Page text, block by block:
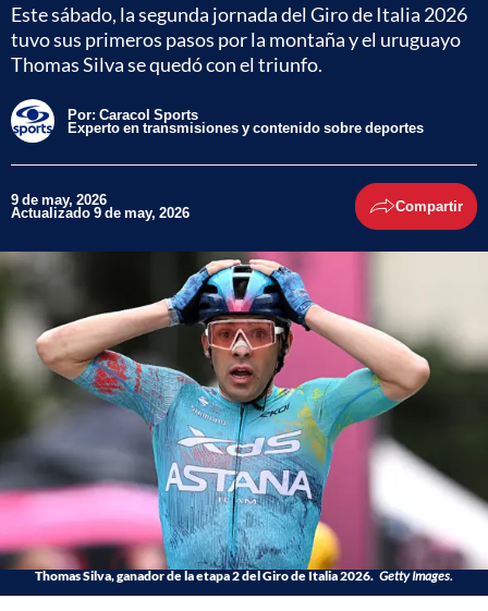
Este sábado, la segunda jornada del Giro de Italia 2026
tuvo sus primeros pasos por la montaña y el uruguayo
Thomas Silva se quedó con el triunfo.
Por: Caracol Sports
Experto en transmisiones y contenido sobre deportes
9 de may, 2026
Actualizado 9 de may, 2026 Compartir
Thomas Silva, ganador de la etapa 2 del Giro de Italia 2026. Getty Images.